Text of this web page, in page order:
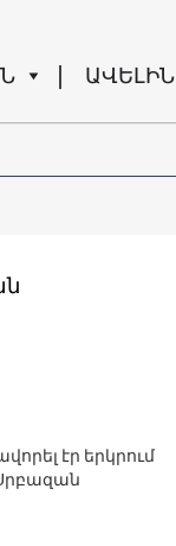
ԱՎԵԼԻՆ
էր երկրում